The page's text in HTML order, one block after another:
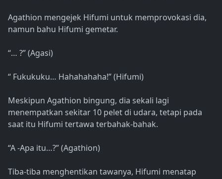
Agathion mengejek Hifumi untuk memprovokasi dia,
namun bahu Hifumi gemetar.
“… ?” (Agasi)
“ Fukukuku… Hahahahaha!” (Hifumi)
Meskipun Agathion bingung, dia sekali lagi
menempatkan sekitar 10 pelet di udara, tetapi pada
saat itu Hifumi tertawa terbahak-bahak.
“A -Apa itu…?” (Agathion)
Tiba-tiba menghentikan tawanya, Hifumi menatap